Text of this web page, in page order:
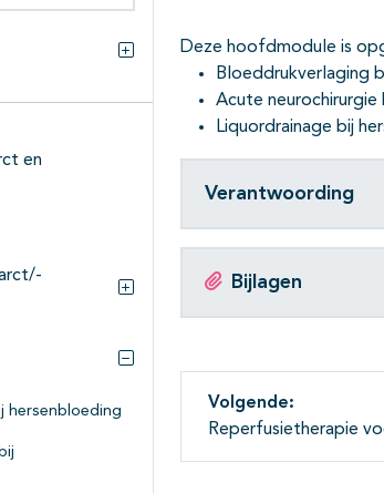
Zoeken binnen deze richtlijn
Alles openklappen
en
Subpagina's open- en
hersenbloeding
Deze hoofdmodule is
Bloeddrukverlaging
Acute neurochirurgie
Liquordrainage bij
Verantwoording
Bijlagen
Volgende:
Reperfusietherapie